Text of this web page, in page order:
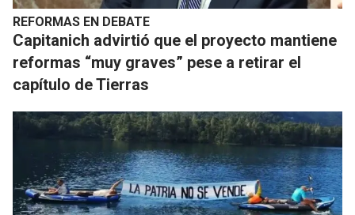
REFORMAS EN DEBATE
Capitanich advirtió que el proyecto mantiene
reformas “muy graves” pese a retirar el
capítulo de Tierras